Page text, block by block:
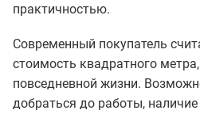
практичностью.
Современный покупатель
стоимость квадратного
повседневной жизни.
добраться до работы,